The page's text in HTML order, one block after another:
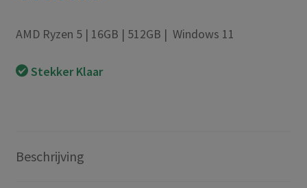
AMD Ryzen 5 | 16GB | 512GB | Windows 11
Stekker Klaar
Beschrijving